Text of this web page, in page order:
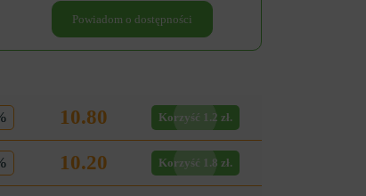
Powiadom o dostępności
10.80 Korzyść 1.2 zł.
10.20 Korzyść 1.8 zł.